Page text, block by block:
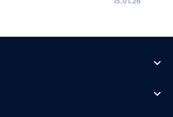
expand_more
expand_more